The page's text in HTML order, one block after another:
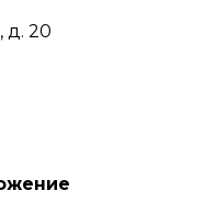
д. 20